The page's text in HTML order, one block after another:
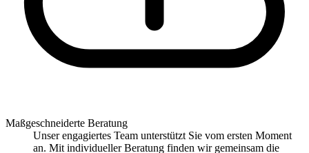
Maßgeschneiderte Beratung
Unser engagiertes Team unterstützt Sie vom ersten Moment
an. Mit individueller Beratung finden wir gemeinsam die